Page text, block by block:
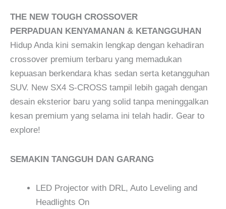
THE NEW TOUGH CROSSOVER
PERPADUAN KENYAMANAN & KETANGGUHAN
Hidup Anda kini semakin lengkap dengan kehadiran
crossover premium terbaru yang memadukan
kepuasan berkendara khas sedan serta ketangguhan
SUV. New SX4 S-CROSS tampil lebih gagah dengan
desain eksterior baru yang solid tanpa meninggalkan
kesan premium yang selama ini telah hadir. Gear to
explore!
SEMAKIN TANGGUH DAN GARANG
LED Projector with DRL, Auto Leveling and
Headlights On